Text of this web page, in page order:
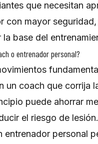
que necesitan
con mayor
la base del
o entrenador personal?
un coach que corrija
puede ahorrar
el riesgo de
entrenador personal